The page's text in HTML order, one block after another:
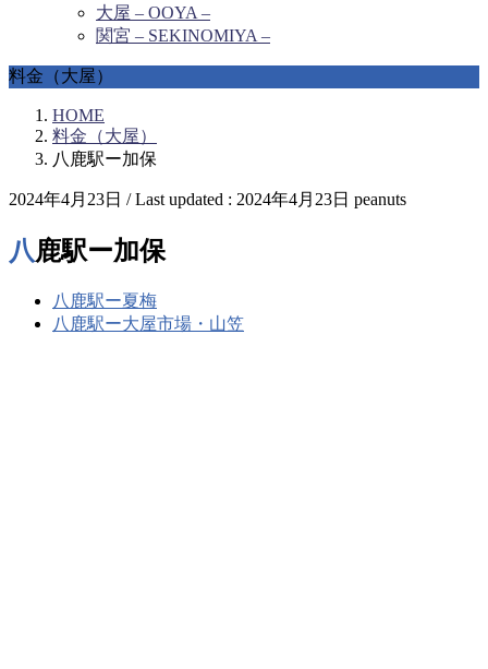
大屋 – OOYA –
関宮 – SEKINOMIYA –
料金（大屋）
HOME
料金（大屋）
八鹿駅ー加保
2024年4月23日 / Last updated : 2024年4月23日 peanuts
八鹿駅ー加保
八鹿駅ー夏梅
八鹿駅ー大屋市場・山笠